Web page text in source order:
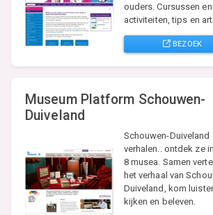
ouders. Cursussen en
activiteiten, tips en
BEZOEK
Museum Platform Schouwen-
Duiveland
Schouwen-Duiveland
verhalen.. ontdek ze
8 musea. Samen
het verhaal van
Duiveland, kom
kijken en beleven.